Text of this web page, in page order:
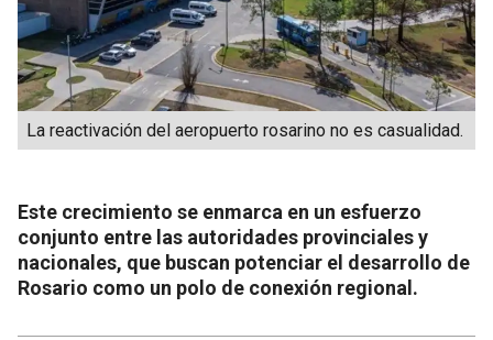
La reactivación del aeropuerto rosarino no es casualidad.
Este crecimiento se enmarca en un esfuerzo
conjunto entre las autoridades provinciales y
nacionales, que buscan potenciar el desarrollo de
Rosario como un polo de conexión regional.